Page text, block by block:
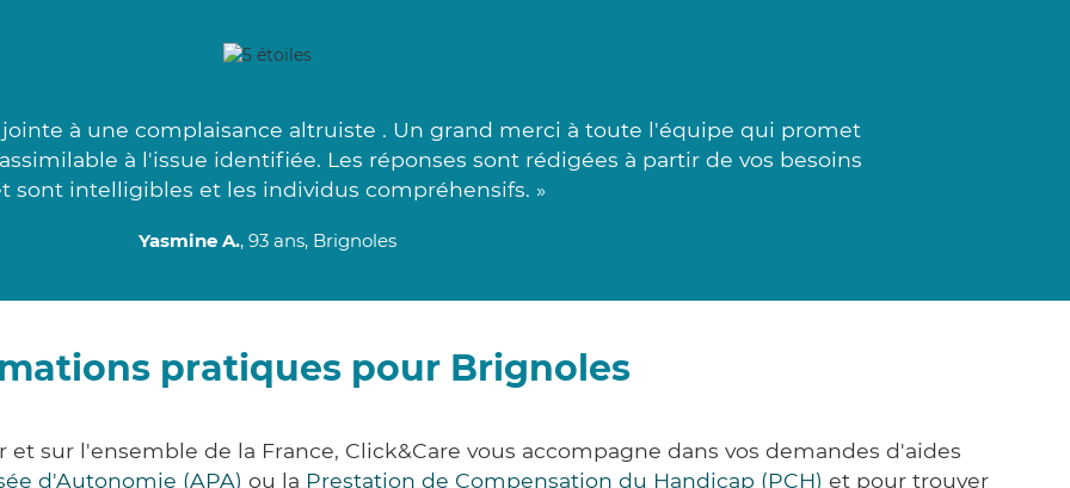
à une complaisance altruiste . Un grand merci à toute l'équipe qui promet
à l'issue identifiée. Les réponses sont rédigées à partir de vos besoins
sont intelligibles et les individus compréhensifs. »
Yasmine A., 93 ans, Brignoles
pratiques pour Brignoles
sur l'ensemble de la France, Click&Care vous accompagne dans vos demandes d'aides
d'Autonomie (APA) ou la Prestation de Compensation du Handicap (PCH) et pour trouver